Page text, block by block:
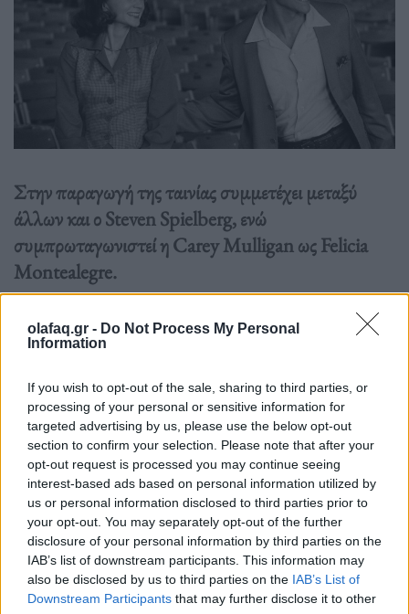
olafaq.gr - Do Not Process My Personal
Information
If you wish to opt-out of the sale, sharing to third parties, or
processing of your personal or sensitive information for
targeted advertising by us, please use the below opt-out
section to confirm your selection. Please note that after your
opt-out request is processed you may continue seeing
interest-based ads based on personal information utilized by
us or personal information disclosed to third parties prior to
your opt-out. You may separately opt-out of the further
disclosure of your personal information by third parties on the
IAB’s list of downstream participants. This information may
also be disclosed by us to third parties on the IAB’s List of
Downstream Participants that may further disclose it to other
Στην παραγωγή της ταινίας συμμετέχει μεταξύ
άλλων και ο Steven Spielberg, ενώ
συμπρωταγωνιστεί η Carey Mulligan ως Felicia
Montealegre.
Διαβάστε περισσότερα→
Δημοσιεύθηκε σεΤέχνη |TaggedBradley Cooper,Carey Mulligan
Leonard Bernstein,Maestro,Netflix, Steven Spielberg,βιογραφική
ταινία
Δείτε επίσης